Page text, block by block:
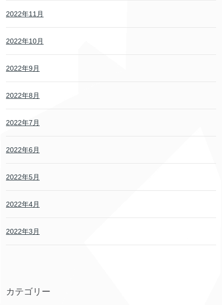
2022年11月
2022年10月
2022年9月
2022年8月
2022年7月
2022年6月
2022年5月
2022年4月
2022年3月
カテゴリー